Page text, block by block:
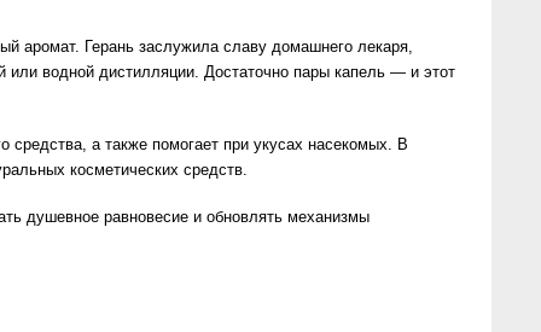
аромат. Герань заслужила славу домашнего лекаря,
водной дистилляции. Достаточно пары капель — и этот
средства, а также помогает при укусах насекомых. В
косметических средств.
душевное равновесие и обновлять механизмы